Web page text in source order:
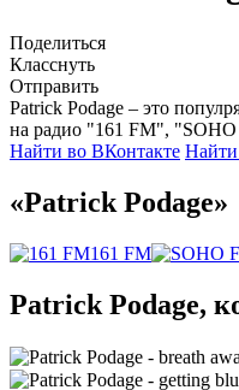
Поделиться
Класснуть
Отправить
Patrick Podage – это
на радио "161 FM",
Найти во ВКонтакте
«Patrick Podage»
161 FM
Patrick Podage,